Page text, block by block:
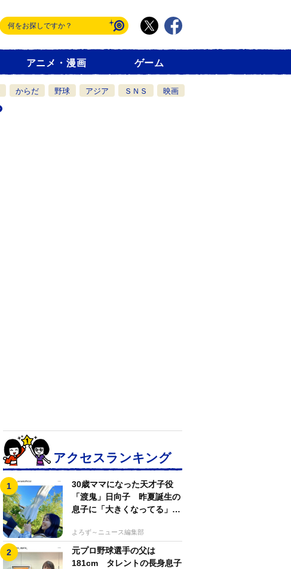
アニメ・漫画 ゲーム
からだ 野球 アジア ＳＮＳ
映画
アクセスランキング
30歳ママになった天才子役
「渡鬼」日向子 昨夏誕生の
息子に「大きくなってる」愛
よろず～ニュース編集部
元プロ野球選手の父は
181cm タレントの長身息子